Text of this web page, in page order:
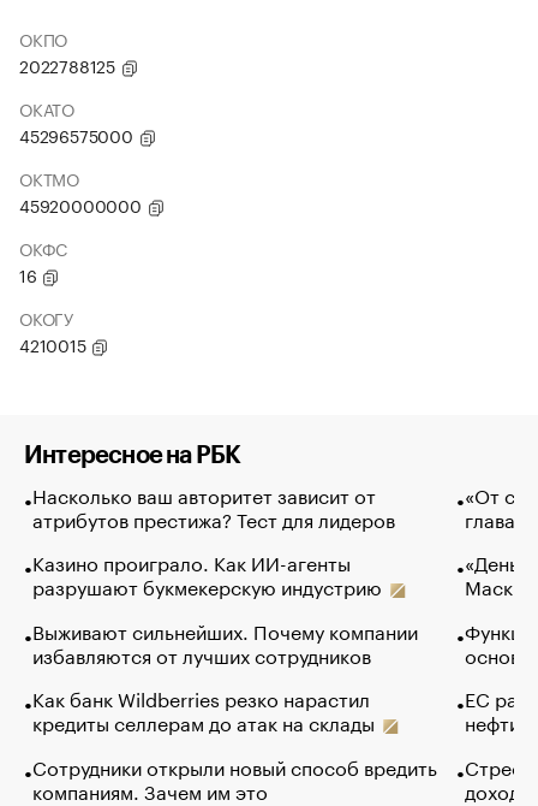
ОКПО
2022788125
ОКАТО
45296575000
ОКТМО
45920000000
ОКФС
16
ОКОГУ
4210015
Интересное на РБК
Насколько ваш авторитет зависит от
атрибутов престижа? Тест для лидеров
Казино проиграло. Как ИИ-агенты
разрушают букмекерскую индустрию
Выживают сильнейших. Почему компании
избавляются от лучших сотрудников
Как банк Wildberries резко нарастил
кредиты селлерам до атак на склады
Сотрудники открыли новый способ вредить
компаниям. Зачем им это
«От
глава
Маск в
основ
ЕС
нефти